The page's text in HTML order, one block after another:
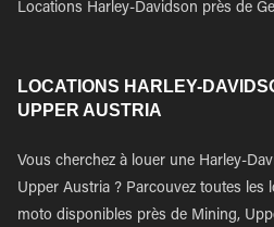
Locations Harley-Davidson près de
LOCATIONS HARLEY-
UPPER AUSTRIA
Vous cherchez à louer une Harley-
Upper Austria ? Parcouvez toutes les
moto disponibles près de Mining,